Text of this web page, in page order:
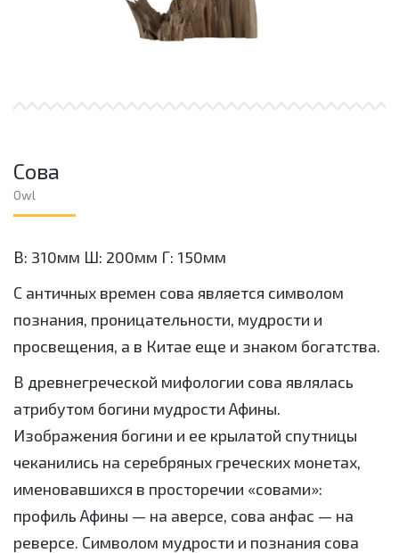
Сова
Owl
В: 310мм Ш: 200мм Г: 150мм
С античных времен сова является символом
познания, проницательности, мудрости и
просвещения, а в Китае еще и знаком богатства.
В древнегреческой мифологии сова являлась
атрибутом богини мудрости Афины.
Изображения богини и ее крылатой спутницы
чеканились на серебряных греческих монетах,
именовавшихся в просторечии «совами»:
профиль Афины — нa aвepсе, сова анфас — на
реверсе. Символом мудрости и познания сова